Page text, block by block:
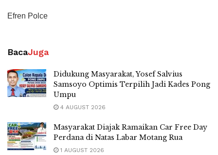
Efren Polce
BacaJuga
Didukung Masyarakat, Yosef Salvius
Samsoyo Optimis Terpilih Jadi Kades Pong
Umpu
4 AUGUST 2026
Masyarakat Diajak Ramaikan Car Free Day
Perdana di Natas Labar Motang Rua
1 AUGUST 2026